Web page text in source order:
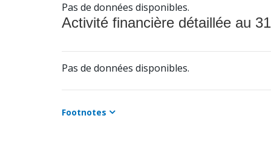
Pas de données disponibles.
Activité financière détaillée au
Pas de données disponibles.
Footnotes